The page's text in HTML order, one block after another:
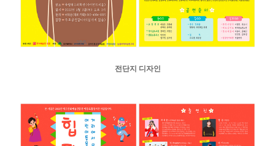
전단지 디자인